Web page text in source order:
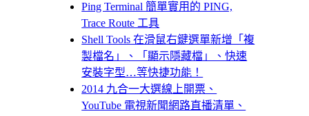
Ping Terminal 簡單實用的 PING,
Trace Route 工具
Shell Tools 在滑鼠右鍵選單新增「複
製檔名」、「顯示隱藏檔」、快速
安裝字型…等快捷功能！
2014 九合一大選線上開票、
YouTube 電視新聞網路直播清單、